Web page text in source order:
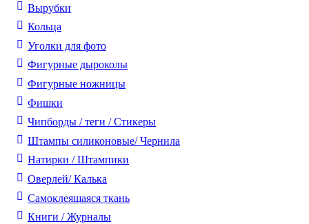
Вырубки
Кольца
Уголки для фото
Фигурные дыроколы
Фигурные ножницы
Фишки
Чипборды / теги / Стикеры
Штампы силиконовые/ Чернила
Натирки / Штампики
Оверлей/ Калька
Самоклеящаяся ткань
Книги / Журналы